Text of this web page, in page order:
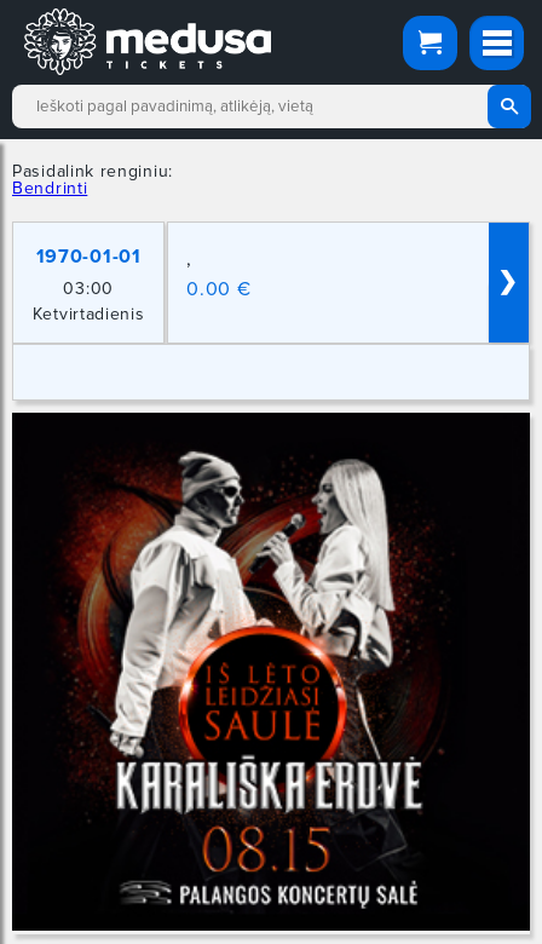
Pasidalink renginiu:
Bendrinti
1970-01-01
03:00
Ketvirtadienis
,
0.00 €
❯